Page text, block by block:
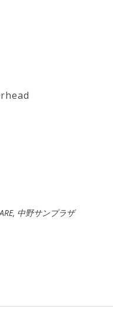
, 中野サンプラザ